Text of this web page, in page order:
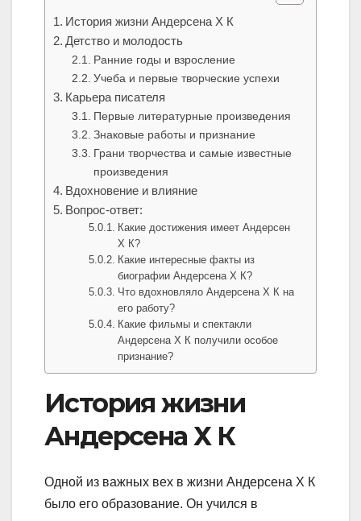
История жизни Андерсена Х К
Детство и молодость
Ранние годы и взросление
Учеба и первые творческие успехи
Карьера писателя
Первые литературные произведения
Знаковые работы и признание
Грани творчества и самые известные
произведения
Вдохновение и влияние
Вопрос-ответ:
Какие достижения имеет Андерсен
Х К?
Какие интересные факты из
биографии Андерсена Х К?
Что вдохновляло Андерсена Х К на
его работу?
Какие фильмы и спектакли
Андерсена Х К получили особое
признание?
История жизни
Андерсена Х К
Одной из важных вех в жизни Андерсена Х К
было его образование. Он учился в